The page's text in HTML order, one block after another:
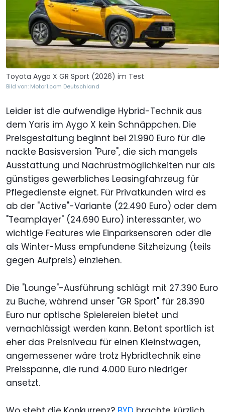
Toyota Aygo X GR Sport (2026) im Test
Bild von: Motor1.com Deutschland
Leider ist die aufwendige Hybrid-Technik aus
dem Yaris im Aygo X kein Schnäppchen. Die
Preisgestaltung beginnt bei 21.990 Euro für die
nackte Basisversion "Pure", die sich mangels
Ausstattung und Nachrüstmöglichkeiten nur als
günstiges gewerbliches Leasingfahrzeug für
Pflegedienste eignet. Für Privatkunden wird es
ab der "Active"-Variante (22.490 Euro) oder dem
"Teamplayer" (24.690 Euro) interessanter, wo
wichtige Features wie Einparksensoren oder die
als Winter-Muss empfundene Sitzheizung (teils
gegen Aufpreis) einziehen.
Die "Lounge"-Ausführung schlägt mit 27.390 Euro
zu Buche, während unser "GR Sport" für 28.390
Euro nur optische Spielereien bietet und
vernachlässigt werden kann. Betont sportlich ist
eher das Preisniveau für einen Kleinstwagen,
angemessener wäre trotz Hybridtechnik eine
Preisspanne, die rund 4.000 Euro niedriger
ansetzt.